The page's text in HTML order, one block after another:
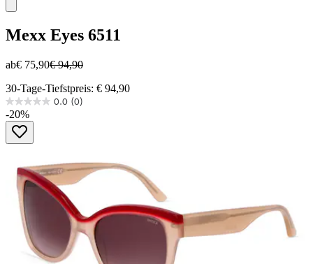
Mexx Eyes 6511
ab€ 75,90€ 94,90
30-Tage-Tiefstpreis: € 94,90
0.0 (0)
0.0
von
Sternen.
-20%